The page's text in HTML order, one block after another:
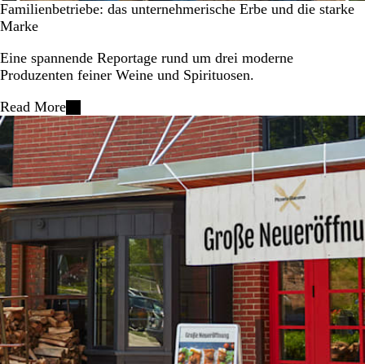
Familienbetriebe: das unternehmerische Erbe und die starke
Marke
Eine spannende Reportage rund um drei moderne
Produzenten feiner Weine und Spirituosen.
Read More